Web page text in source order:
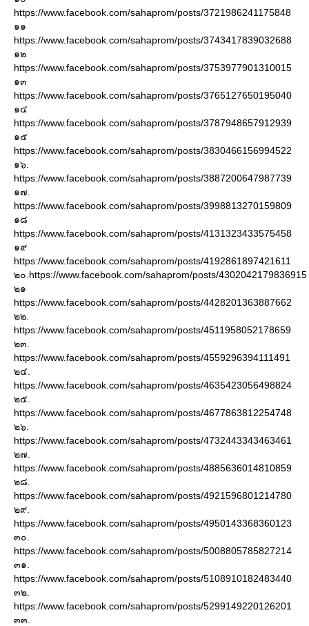
https://www.facebook.com/sahaprom/posts/3721986241175848
๑๑
https://www.facebook.com/sahaprom/posts/3743417839032688
๑๒
https://www.facebook.com/sahaprom/posts/3753977901310015
๑๓
https://www.facebook.com/sahaprom/posts/3765127650195040
๑๔
https://www.facebook.com/sahaprom/posts/3787948657912939
๑๕
https://www.facebook.com/sahaprom/posts/3830466156994522
๑๖.
https://www.facebook.com/sahaprom/posts/3887200647987739
๑๗.
https://www.facebook.com/sahaprom/posts/3998813270159809
๑๘
https://www.facebook.com/sahaprom/posts/4131323433575458
๑๙
https://www.facebook.com/sahaprom/posts/4192861897421611
๒๐.https://www.facebook.com/sahaprom/posts/4302042179836915
๒๑
https://www.facebook.com/sahaprom/posts/4428201363887662
๒๒.
https://www.facebook.com/sahaprom/posts/4511958052178659
๒๓.
https://www.facebook.com/sahaprom/posts/4559296394111491
๒๔.
https://www.facebook.com/sahaprom/posts/4635423056498824
๒๕.
https://www.facebook.com/sahaprom/posts/4677863812254748
๒๖.
https://www.facebook.com/sahaprom/posts/4732443343463461
๒๗.
https://www.facebook.com/sahaprom/posts/4885636014810859
๒๘.
https://www.facebook.com/sahaprom/posts/4921596801214780
๒๙.
https://www.facebook.com/sahaprom/posts/4950143368360123
๓๐.
https://www.facebook.com/sahaprom/posts/5008805785827214
๓๑.
https://www.facebook.com/sahaprom/posts/5108910182483440
๓๒.
https://www.facebook.com/sahaprom/posts/5299149220126201
๓๓.